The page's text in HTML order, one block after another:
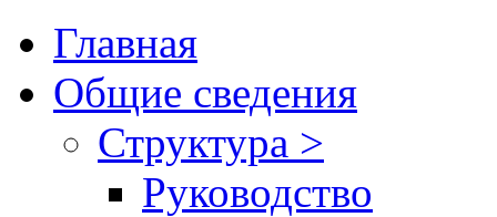
Главная
Общие сведения
Структура >
Руководство